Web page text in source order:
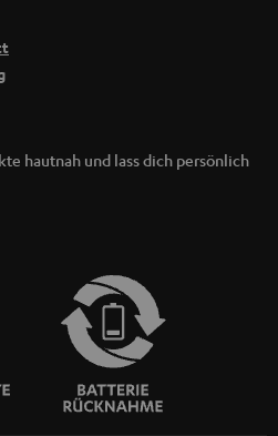
hautnah und lass dich persönlich